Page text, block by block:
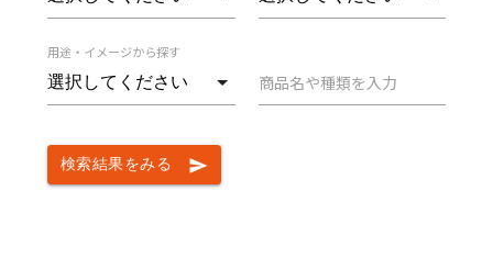
用途・イメージから探す
商品名や種類を入力
send
検索結果をみる